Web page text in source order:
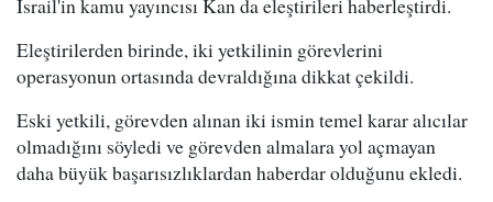
İsrail'in kamu yayıncısı Kan da eleştirileri haberleştirdi.
Eleştirilerden birinde, iki yetkilinin görevlerini
operasyonun ortasında devraldığına dikkat çekildi.
Eski yetkili, görevden alınan iki ismin temel karar alıcılar
olmadığını söyledi ve görevden almalara yol açmayan
daha büyük başarısızlıklardan haberdar olduğunu ekledi.